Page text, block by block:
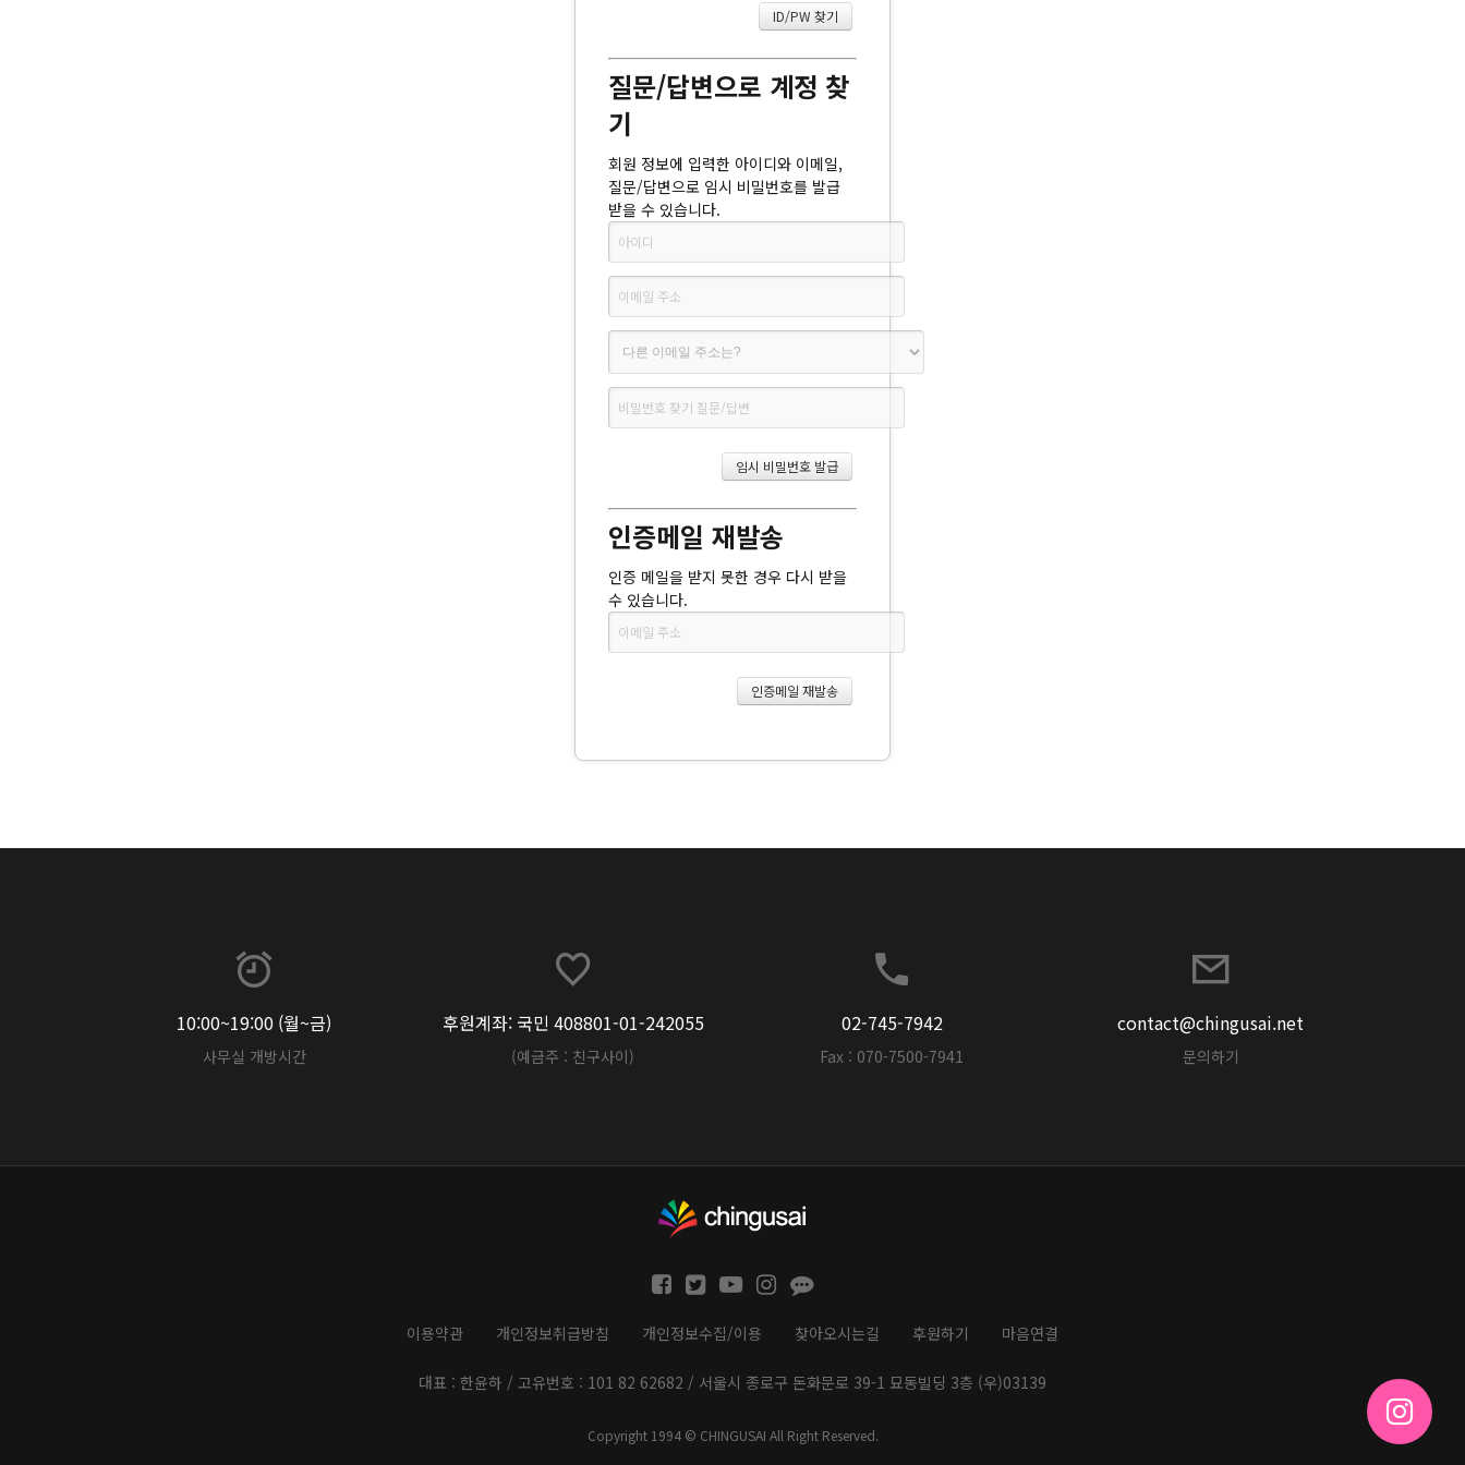
질문/답변으로 계정 찾
기
회원 정보에 입력한 아이디와 이메일,
질문/답변으로 임시 비밀번호를 발급
받을 수 있습니다.
인증메일 재발송
인증 메일을 받지 못한 경우 다시 받을
수 있습니다.
10:00~19:00 (월~금)
사무실 개방시간
후원계좌: 국민 408801-01-242055
(예금주 : 친구사이)
02-745-7942
Fax : 070-7500-7941
contact@chingusai.net
문의하기
이용약관 개인정보취급방침 개인정보수집/이용 찾아오시는길 후원하기 마음연결
대표 : 한윤하 / 고유번호 : 101 82 62682 / 서울시 종로구 돈화문로 39-1 묘동빌딩 3층 (우)03139
Copyright 1994 © CHINGUSAI All Right Reserved.